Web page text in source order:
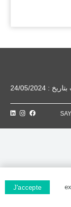
: 24/05/2024
J'accepte